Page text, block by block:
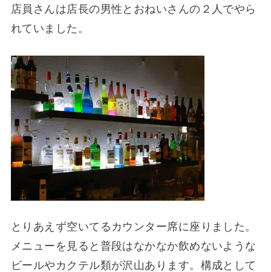
店員さんは店長の男性とおねいさんの２人でやら
れていました。
とりあえず空いてるカウンター席に座りました。
メニューを見ると普段はなかなか飲めないような
ビールやカクテル類が沢山あります。構成として